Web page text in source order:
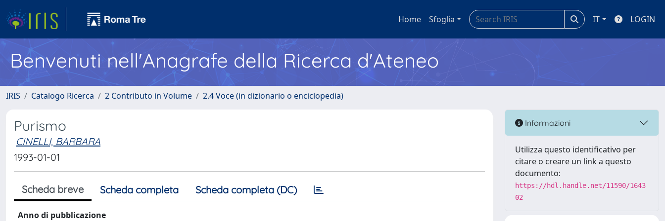
Home Sfoglia IT LOGIN
Benvenuti nell'Anagrafe della Ricerca d'Ateneo
IRIS Catalogo Ricerca 2 Contributo in Volume 2.4 Voce (in dizionario o enciclopedia)
Purismo
CINELLI, BARBARA
1993-01-01
Scheda breve Scheda completa Scheda completa (DC)
Anno di pubblicazione
Informazioni
Utilizza questo identificativo per
citare o creare un link a questo
documento:
https://hdl.handle.net/11590/1643
02